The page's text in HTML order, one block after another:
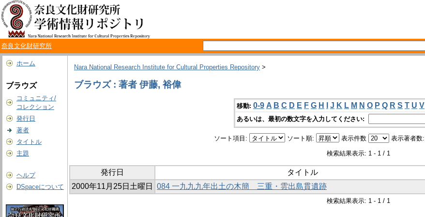
奈良文化財研究所
ホーム
ブラウズ
コミュニティ/
コレクション
発行日
著者
タイトル
主題
ヘルプ
DSpaceについて
Nara National Research Institute for Cultural Properties Repository >
ブラウズ : 著者 伊藤, 裕偉
移動: 0-9 A B C D E F G H J K L M N O P Q R S T U V
あるいは、最初の数文字を入力してください:
ソート項目: ソート順: 表示件数 表示著者数:
検索結果表示: 1 - 1 / 1
発行日 タイトル
2000年11月25日土曜日
084 一九九九年出土の木簡 三重・雲出島貫遺跡
検索結果表示: 1 - 1 / 1